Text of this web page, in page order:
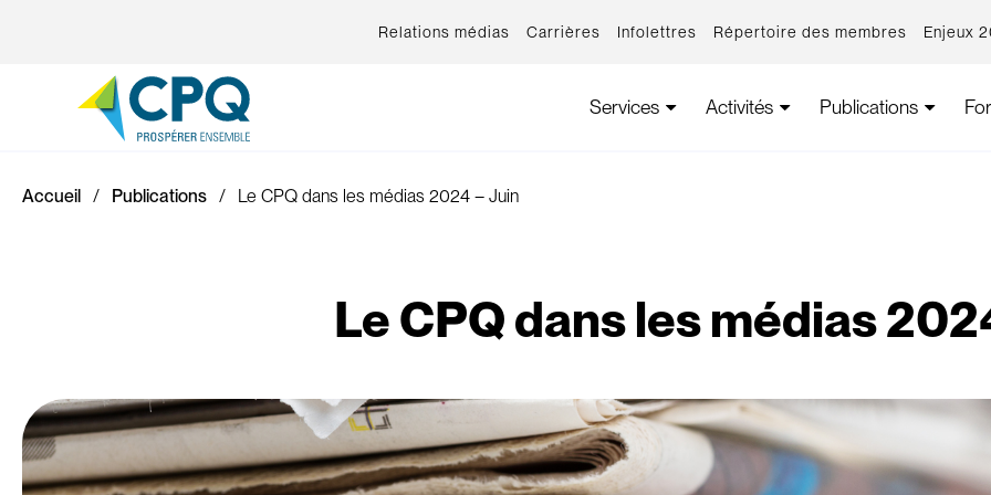
Relations médias Carrières Infolettres Répertoire des membres Enjeux
Services Activités Publications
Accueil Publications Le CPQ dans les médias 2024 – Juin
Le CPQ dans les médias